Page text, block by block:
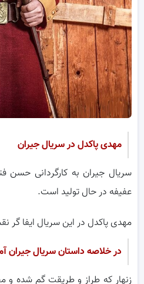
مهدی پاکدل در سریال جیران
سریال جیران به کارگردانی حسن
عفیفه در حال تولید است.
مهدی پاکدل در این سریال ایفا
در خلاصه داستان سریال جیران
زنهار که طراز و طریقت گم شده و